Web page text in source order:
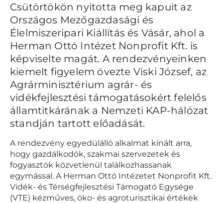
Csütörtökön nyitotta meg kapuit az
Országos Mezőgazdasági és
Élelmiszeripari Kiállítás és Vásár, ahol a
Herman Ottó Intézet Nonprofit Kft. is
képviselte magát. A rendezvényeinken
kiemelt figyelem övezte Viski József, az
Agrárminisztérium agrár- és
vidékfejlesztési támogatásokért felelős
államtitkárának a Nemzeti KAP-hálózat
standján tartott előadását.
A rendezvény egyedülálló alkalmat kínált arra,
hogy gazdálkodók, szakmai szervezetek és
fogyasztók közvetlenül találkozhassanak
egymással. A Herman Ottó Intézetet Nonprofit Kft.
Vidék- és Térségfejlesztési Támogató Egysége
(VTE) kézműves, öko- és agroturisztikai értékek